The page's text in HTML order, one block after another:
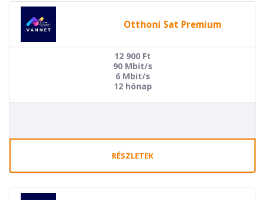
Otthoni Sat Premium
12 900 Ft
90 Mbit/s
6 Mbit/s
12 hónap
RÉSZLETEK